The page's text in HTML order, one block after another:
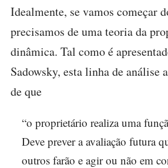
Idealmente, se vamos começar
precisamos de uma teoria da
dinâmica. Tal como é
Sadowsky, esta linha de análise
de que
“o proprietário realiza uma
Deve prever a avaliação futura
outros farão e agir ou não em